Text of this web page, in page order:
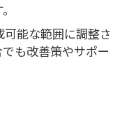
能な範囲に調整さ
も改善策やサポー